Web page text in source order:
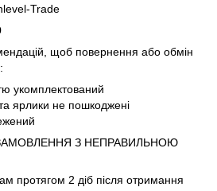
Trade
щоб повернення або обмін
укомплектований
ярлики не пошкоджені
З НЕПРАВИЛЬНОЮ
протягом 2 діб після отримання